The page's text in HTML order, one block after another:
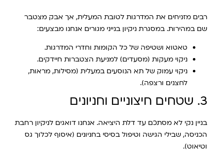
רבים מזניחים את המדרגות לטובת המעלית, אך אבק מצטבר
שם במהירות. במסגרת ניקיון בנייני מגורים אנחנו מבצעים:
טאטוא ושטיפה של כל הקומות וחדרי המדרגות.
ניקוי מעקות (מסעדים) למניעת הצטברות חיידקים.
ניקוי עמוק של תא הנוסעים במעלית (מסילות, מראות,
לחצנים ורצפה).
3. שטחים חיצוניים וחניונים
בניין נקי לא מסתכם עד דלת היציאה. אנחנו דואגים לניקיון רחבת
הכניסה, שבילי הגישה וטיפול בסיסי בחניונים (איסוף לכלוך גס
וטיאוט).